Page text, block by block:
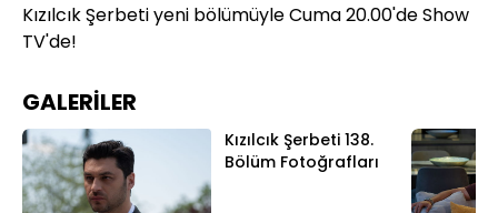
Kızılcık Şerbeti yeni bölümüyle Cuma 20.00'de Show
TV'de!
GALERİLER
Kızılcık Şerbeti 138.
Bölüm Fotoğrafları